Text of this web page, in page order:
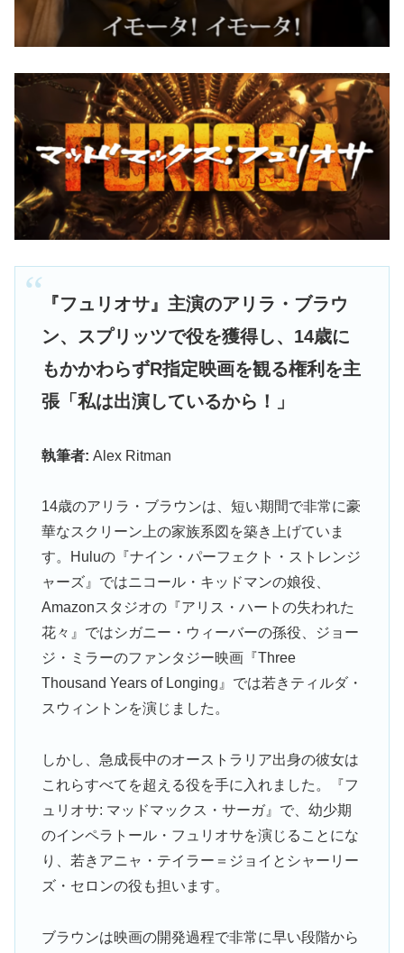
『フュリオサ』主演のアリラ・ブラウ
ン、スプリッツで役を獲得し、14歳に
もかかわらずR指定映画を観る権利を主
張「私は出演しているから！」
執筆者: Alex Ritman
14歳のアリラ・ブラウンは、短い期間で非常に豪
華なスクリーン上の家族系図を築き上げていま
す。Huluの『ナイン・パーフェクト・ストレンジ
ャーズ』ではニコール・キッドマンの娘役、
Amazonスタジオの『アリス・ハートの失われた
花々』ではシガニー・ウィーバーの孫役、ジョー
ジ・ミラーのファンタジー映画『Three
Thousand Years of Longing』では若きティルダ・
スウィントンを演じました。
しかし、急成長中のオーストラリア出身の彼女は
これらすべてを超える役を手に入れました。『フ
ュリオサ: マッドマックス・サーガ』で、幼少期
のインペラトール・フュリオサを演じることにな
り、若きアニャ・テイラー＝ジョイとシャーリー
ズ・セロンの役も担います。
ブラウンは映画の開発過程で非常に早い段階から